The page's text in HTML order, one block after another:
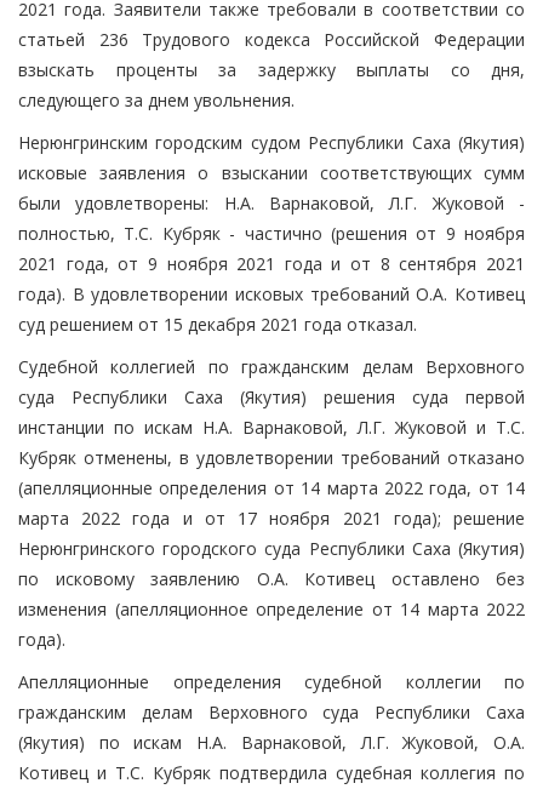
2021 года. Заявители также требовали в соответствии со
статьей 236 Трудового кодекса Российской Федерации
взыскать проценты за задержку выплаты со дня,
следующего за днем увольнения.
Нерюнгринским городским судом Республики Саха (Якутия)
исковые заявления о взыскании соответствующих сумм
были удовлетворены: Н.А. Варнаковой, Л.Г. Жуковой -
полностью, Т.С. Кубряк - частично (решения от 9 ноября
2021 года, от 9 ноября 2021 года и от 8 сентября 2021
года). В удовлетворении исковых требований О.А. Котивец
суд решением от 15 декабря 2021 года отказал.
Судебной коллегией по гражданским делам Верховного
суда Республики Саха (Якутия) решения суда первой
инстанции по искам Н.А. Варнаковой, Л.Г. Жуковой и Т.С.
Кубряк отменены, в удовлетворении требований отказано
(апелляционные определения от 14 марта 2022 года, от 14
марта 2022 года и от 17 ноября 2021 года); решение
Нерюнгринского городского суда Республики Саха (Якутия)
по исковому заявлению О.А. Котивец оставлено без
изменения (апелляционное определение от 14 марта 2022
года).
Апелляционные определения судебной коллегии по
гражданским делам Верховного суда Республики Саха
(Якутия) по искам Н.А. Варнаковой, Л.Г. Жуковой, О.А.
Котивец и Т.С. Кубряк подтвердила судебная коллегия по